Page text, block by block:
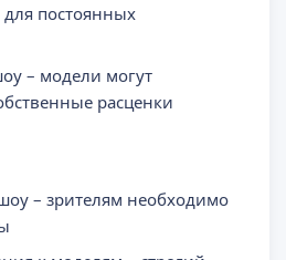
постоянных
– модели могут
расценки
– зрителям необходимо